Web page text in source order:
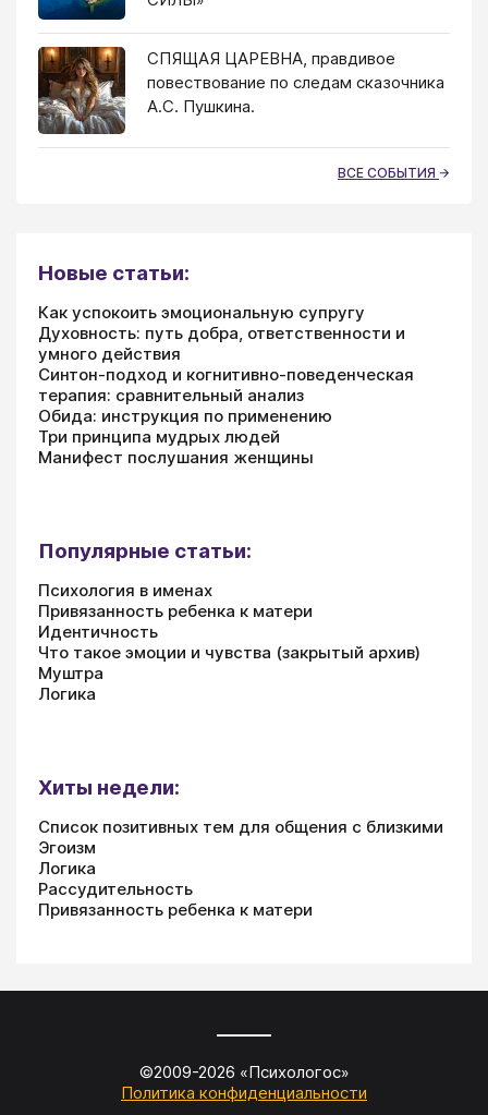
СПЯЩАЯ ЦАРЕВНА, правдивое
повествование по следам сказочника
А.С. Пушкина.
ВСЕ СОБЫТИЯ
Новые статьи:
Как успокоить эмоциональную супругу
Духовность: путь добра, ответственности и
умного действия
Синтон-подход и когнитивно-поведенческая
терапия: сравнительный анализ
Обида: инструкция по применению
Три принципа мудрых людей
Манифест послушания женщины
Популярные статьи:
Психология в именах
Привязанность ребенка к матери
Идентичность
Что такое эмоции и чувства (закрытый архив)
Муштра
Логика
Хиты недели:
Список позитивных тем для общения с близкими
Эгоизм
Логика
Рассудительность
Привязанность ребенка к матери
©2009-2026 «Психологос»
Политика конфиденциальности